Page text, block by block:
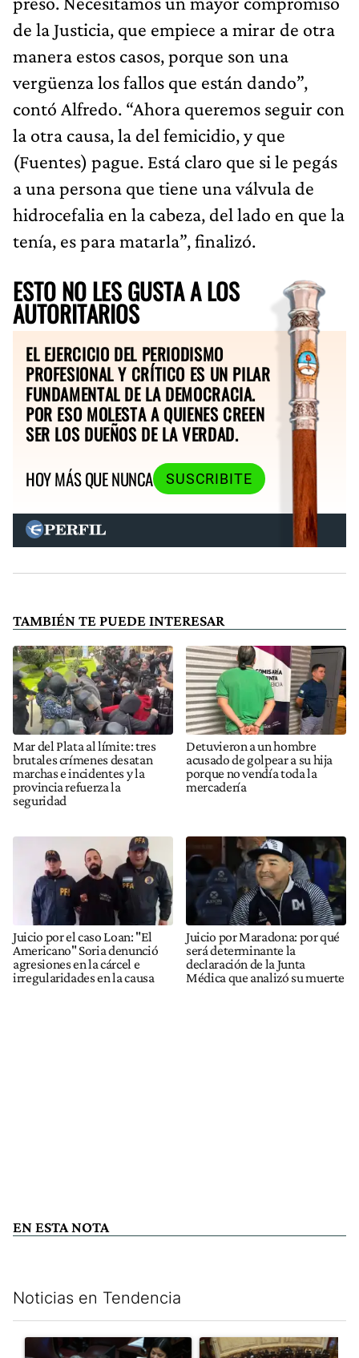
de la Justicia, que empiece a mirar de otra
manera estos casos, porque son una
vergüenza los fallos que están dando”,
contó Alfredo. “Ahora queremos seguir con
la otra causa, la del femicidio, y que
(Fuentes) pague. Está claro que si le pegás
a una persona que tiene una válvula de
hidrocefalia en la cabeza, del lado en que la
tenía, es para matarla”, finalizó.
ESTO NO LES GUSTA A LOS
AUTORITARIOS
EL EJERCICIO DEL PERIODISMO
PROFESIONAL Y CRÍTICO ES UN PILAR
FUNDAMENTAL DE LA DEMOCRACIA.
POR ESO MOLESTA A QUIENES CREEN
SER LOS DUEÑOS DE LA VERDAD.
HOY MÁS QUE NUNCA
SUSCRIBITE
TAMBIÉN TE PUEDE INTERESAR
Mar del Plata al límite: tres
brutales crímenes desatan
marchas e incidentes y la
provincia refuerza la
seguridad
Detuvieron a un hombre
acusado de golpear a su hija
porque no vendía toda la
mercadería
Juicio por el caso Loan: "El
Americano" Soria denunció
agresiones en la cárcel e
irregularidades en la causa
Juicio por Maradona: por qué
será determinante la
declaración de la Junta
Médica que analizó su muerte
EN ESTA NOTA
Noticias en Tendencia
Un artículo de tendencia con el título "Encuesta, mientras el
Un artículo de tendencia con